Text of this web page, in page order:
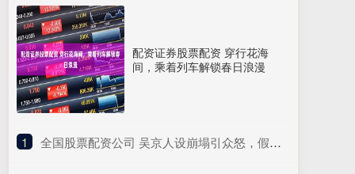
配资证券股票配资 穿行花海
间，乘着列车解锁春日浪漫
1 ​全国股票配资公司 吴京人设崩塌引众怒，假爱国标签被揭，昔日硬汉形象成笑柄